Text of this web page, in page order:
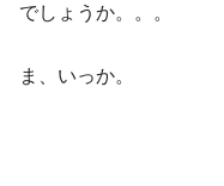
でしょうか。。。
ま、いっか。